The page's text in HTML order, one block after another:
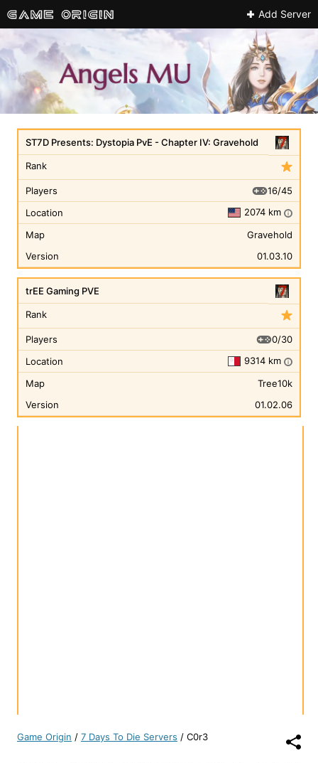
Add Server
Rank
ST7D Presents: Dystopia PvE - Chapter IV: Gravehold
Players
16/45
Location
2074 km i
Version 01.03.10
Map Gravehold
Rank
trEE Gaming PVE
Players
0/30
Location
9314 km i
Version 01.02.06
Map Tree10k
Game Origin / 7 Days To Die Servers / C0r3